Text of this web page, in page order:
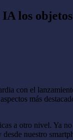
los objetos
con el
más
a otro nivel. Ya
nuestro